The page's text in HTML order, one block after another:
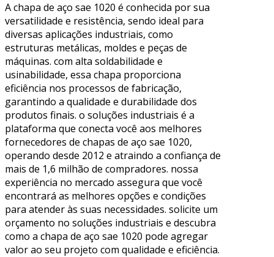
A chapa de aço sae 1020 é conhecida por sua
versatilidade e resistência, sendo ideal para
diversas aplicações industriais, como
estruturas metálicas, moldes e peças de
máquinas. com alta soldabilidade e
usinabilidade, essa chapa proporciona
eficiência nos processos de fabricação,
garantindo a qualidade e durabilidade dos
produtos finais. o soluções industriais é a
plataforma que conecta você aos melhores
fornecedores de chapas de aço sae 1020,
operando desde 2012 e atraindo a confiança de
mais de 1,6 milhão de compradores. nossa
experiência no mercado assegura que você
encontrará as melhores opções e condições
para atender às suas necessidades. solicite um
orçamento no soluções industriais e descubra
como a chapa de aço sae 1020 pode agregar
valor ao seu projeto com qualidade e eficiência.